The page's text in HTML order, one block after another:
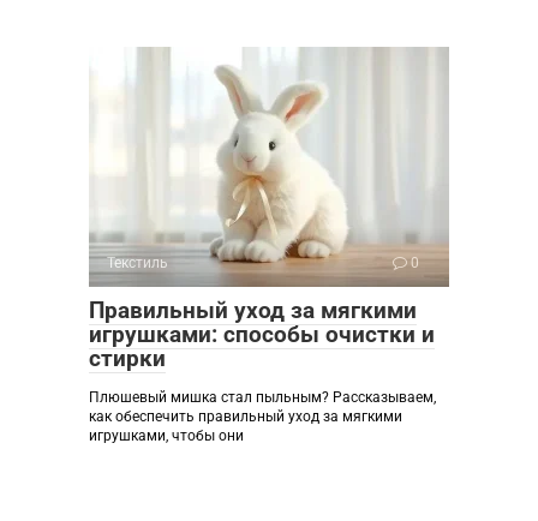
Текстиль 0
Правильный уход за мягкими
игрушками: способы очистки и
стирки
Плюшевый мишка стал пыльным? Рассказываем,
как обеспечить правильный уход за мягкими
игрушками, чтобы они